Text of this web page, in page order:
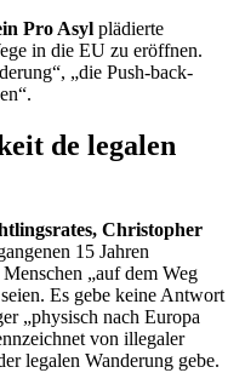
Pro Asyl plädierte
in die EU zu eröffnen.
„die Push-back-
de legalen
Christopher
15 Jahren
„auf dem Weg
Es gebe keine Antwort
„physisch nach Europa
von illegaler
legalen Wanderung gebe.